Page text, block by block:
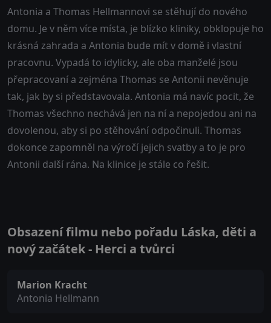
Antonia a Thomas Hellmannovi se stěhují do nového
domu. Je v něm více místa, je blízko kliniky, obklopuje ho
krásná zahrada a Antonia bude mít v domě i vlastní
pracovnu. Vypadá to idylicky, ale oba manželé jsou
přepracovaní a zejména Thomas se Antonii nevěnuje
tak, jak by si představovala. Antonia má navíc pocit, že
Thomas všechno nechává jen na ní a nepojedou ani na
dovolenou, aby si po stěhování odpočinuli. Thomas
dokonce zapomněl na výročí jejich svatby a to je pro
Antonii další rána. Na klinice je stále co řešit.
Obsazení filmu nebo pořadu Láska, děti a
nový začátek - Herci a tvůrci
Marion Kracht
Antonia Hellmann